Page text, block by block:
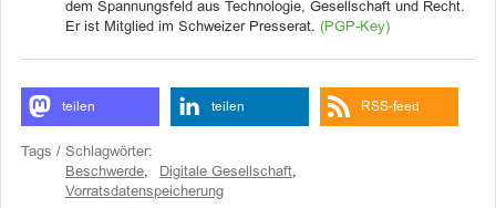
dem Spannungsfeld aus Technologie, Gesellschaft und Recht.
Er ist Mitglied im Schweizer Presserat. (PGP-Key)
teilen teilen RSS-feed
Tags / Schlagwörter:
Beschwerde, Digitale Gesellschaft,
Vorratsdatenspeicherung